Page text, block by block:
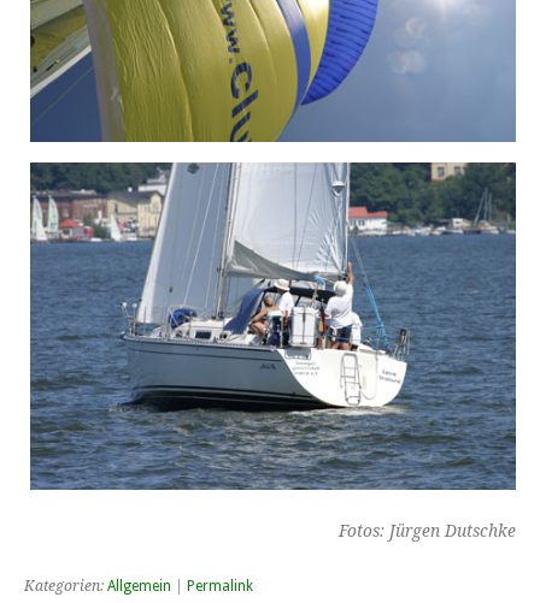
Fotos: Jürgen Dutschke
Kategorien: Allgemein Permalink